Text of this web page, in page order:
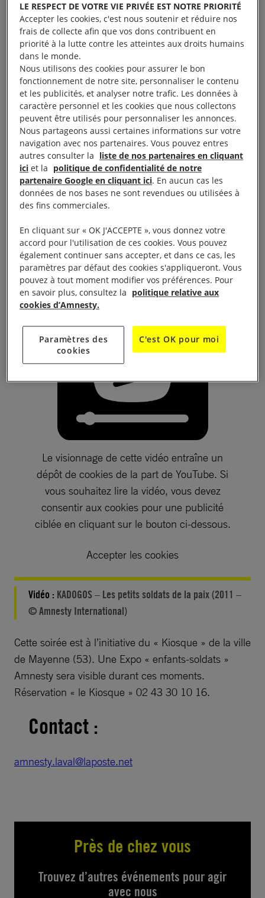
Le groupe local d’Amnesty International vous invite à
la représentation de la pièce de théâtre de Suzanne
Lebeau,Le bruit des os qui craquent mise en scène
de Nathalie Baussang, donnée par la « Compagnie
du Mouton Carré »le 28 mars à 20 h 30à la salle
polyvalente de Mayenne, rue Volney, téléphone : 02
43 00 35 71.
sous réserve une personne de l’association Primo
Lévi, le jeudi30 mars à 20 h 30au Théâtre
municipal, place Juhel . En introduction à ce débat
un documentaireKadogos petits soldats de la paix.
Le visionnage de cette vidéo entraîne un
dépôt de cookies de la part de YouTube. Si
vous souhaitez lire la vidéo, vous devez
consentir aux cookies pour une publicité
ciblée en cliquant sur le bouton ci-dessous.
Accepter les cookies
Vidéo : KADOGOS – Les petits soldats de la paix (2011 –
© Amnesty International)
Cette soirée est à l’initiative du « Kiosque » de la ville
de Mayenne (53). Une Expo « enfants-soldats »
Amnesty sera visible durant ces moments.
Réservation « le Kiosque » 02 43 30 10 16.
Contact :
amnesty.laval@laposte.net
Près de chez vous
Trouvez d’autres événements pour agir
avec nous
LE RESPECT DE VOTRE VIE PRIVÉE EST NOTRE PRIORITÉ
Accepter les cookies, c'est nous soutenir et réduire nos
frais de collecte afin que vos dons contribuent en
priorité à la lutte contre les atteintes aux droits humains
dans le monde.
Nous utilisons des cookies pour assurer le bon
fonctionnement de notre site, personnaliser le contenu
et les publicités, et analyser notre trafic. Les données à
caractère personnel et les cookies que nous collectons
peuvent être utilisés pour personnaliser les annonces.
Nous partageons aussi certaines informations sur votre
navigation avec nos partenaires. Vous pouvez entres
autres consulter la liste de nos partenaires en cliquant
ici et la politique de confidentialité de notre
partenaire Google en cliquant ici. En aucun cas les
données de nos bases ne sont revendues ou utilisées à
des fins commerciales.
En cliquant sur « OK J'ACCEPTE », vous donnez votre
accord pour l'utilisation de ces cookies. Vous pouvez
également continuer sans accepter, et dans ce cas, les
paramètres par défaut des cookies s'appliqueront. Vous
pouvez à tout moment modifier vos préférences. Pour
en savoir plus, consultez la politique relative aux
cookies d’Amnesty.
Paramètres des
cookies
C'est OK pour moi